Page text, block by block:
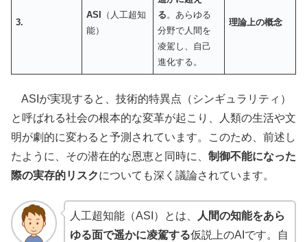
3.
ASI （人工超知
能）
る 。あらゆる
分野で人間を
凌駕し、自己
進化する。
理論上の概念
ASIが実現すると、技術的特異点（シンギュラリティ）
と呼ばれる社会の根本的な変革が起こり、人類の生活や文
明が劇的に変わると予測されています。このため、前述し
たように、その潜在的な恩恵と同時に、 制御不能になった
際の実存的リスクについても深く議論されています。
人工超知能（ASI）とは、
人間の知能をあら
ゆる面で遥かに凌駕する仮説上のAIです。自